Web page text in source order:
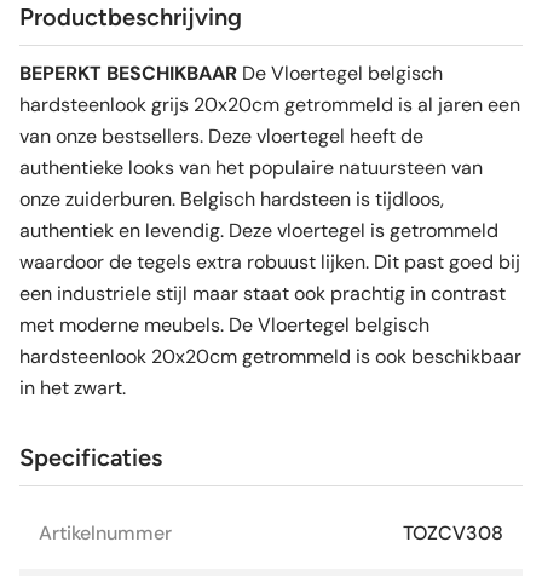
Productbeschrijving
BEPERKT BESCHIKBAAR De Vloertegel belgisch
hardsteenlook grijs 20x20cm getrommeld is al jaren een
van onze bestsellers. Deze vloertegel heeft de
authentieke looks van het populaire natuursteen van
onze zuiderburen. Belgisch hardsteen is tijdloos,
authentiek en levendig. Deze vloertegel is getrommeld
waardoor de tegels extra robuust lijken. Dit past goed bij
een industriele stijl maar staat ook prachtig in contrast
met moderne meubels. De Vloertegel belgisch
hardsteenlook 20x20cm getrommeld is ook beschikbaar
in het zwart.
Specificaties
Artikelnummer TOZCV308